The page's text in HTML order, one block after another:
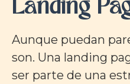
Landing
Aunque puedan
son. Una landing
ser parte de una